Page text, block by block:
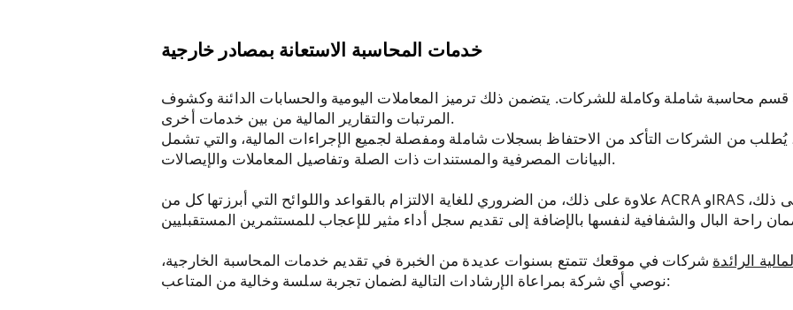
خدمات المحاسبة الاستعانة بمصادر خارجية
محاسبة شاملة وكاملة للشركات. يتضمن ذلك ترميز المعاملات اليومية والحسابات الدائنة وكشوف
المرتبات والتقارير المالية من بين خدمات أخرى.
يُطلب من الشركات التأكد من الاحتفاظ بسجلات شاملة ومفصلة لجميع الإجراءات المالية، والتي تشمل
البيانات المصرفية والمستندات ذات الصلة وتفاصيل المعاملات والإيصالات.
علاوة على ذلك، من الضروري للغاية الالتزام بالقواعد واللوائح التي أبرزتها كل من ACRA وIRAS لتجنب أي عقوبات من أي نوع. وبناءً على ذلك،
الرائدة شركات في موقعك تتمتع بسنوات عديدة من الخبرة في تقديم خدمات المحاسبة الخارجية،
نوصي أي شركة بمراعاة الإرشادات التالية لضمان تجربة سلسة وخالية من المتاعب: